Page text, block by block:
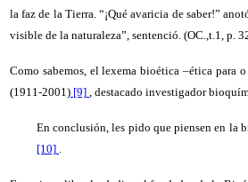
la faz de la Tierra. “¡Qué avaricia de saber!”
visible de la naturaleza”, sentenció. (OC.,t.1, p.
Como sabemos, el lexema bioética –ética para
(1911-2001) [9] , destacado investigador
En conclusión, les pido que piensen en la
[10] .